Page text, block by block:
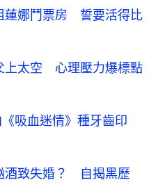
蓮娜鬥票房 誓要活得比
上太空 心理壓力爆標點
吸血迷情》種牙齒印
酒致失婚？ 自揭黑歷